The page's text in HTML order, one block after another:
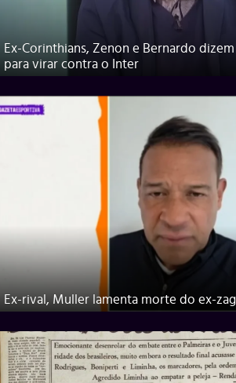
Ex-Corinthians, Zenon e Bernardo
para virar contra o Inter
Ex-rival, Muller lamenta morte do ex-